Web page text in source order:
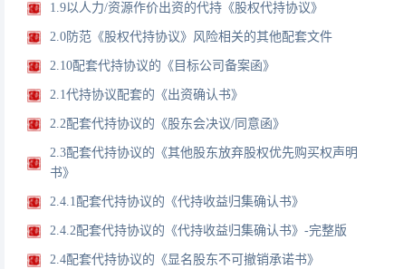
1.9以人力/资源作价出资的代持《股权代持协议》
2.0防范《股权代持协议》风险相关的其他配套文件
2.10配套代持协议的《目标公司备案函》
2.1代持协议配套的《出资确认书》
2.2配套代持协议的《股东会决议/同意函》
2.3配套代持协议的《其他股东放弃股权优先购买权声明
书》
2.4.1配套代持协议的《代持收益归集确认书》
2.4.2配套代持协议的《代持收益归集确认书》-完整版
2.4配套代持协议的《显名股东不可撤销承诺书》